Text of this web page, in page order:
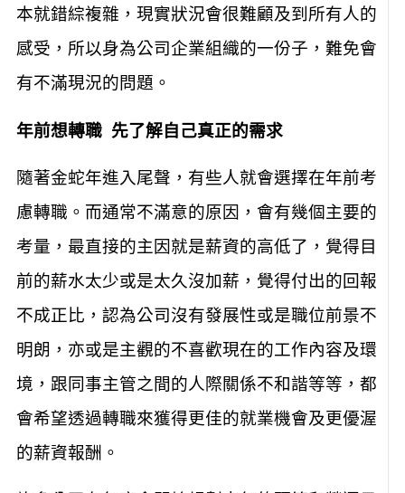
本就錯綜複雜，現實狀況會很難顧及到所有人的
感受，所以身為公司企業組織的一份子，難免會
有不滿現況的問題。
年前想轉職 先了解自己真正的需求
隨著金蛇年進入尾聲，有些人就會選擇在年前考
慮轉職。而通常不滿意的原因，會有幾個主要的
考量，最直接的主因就是薪資的高低了，覺得目
前的薪水太少或是太久沒加薪，覺得付出的回報
不成正比，認為公司沒有發展性或是職位前景不
明朗，亦或是主觀的不喜歡現在的工作內容及環
境，跟同事主管之間的人際關係不和諧等等，都
會希望透過轉職來獲得更佳的就業機會及更優渥
的薪資報酬。